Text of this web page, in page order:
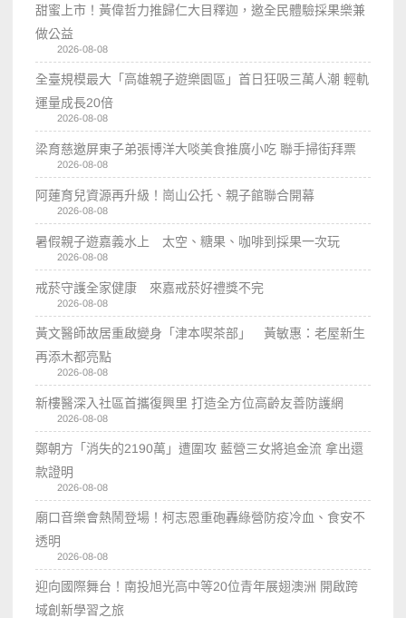
甜蜜上市！黃偉哲力推歸仁大目釋迦，邀全民體驗採果樂兼
做公益
2026-08-08
全臺規模最大「高雄親子遊樂園區」首日狂吸三萬人潮 輕軌
運量成長20倍
2026-08-08
梁育慈邀屏東子弟張博洋大啖美食推廣小吃 聯手掃街拜票
2026-08-08
阿蓮育兒資源再升級！崗山公托、親子館聯合開幕
2026-08-08
暑假親子遊嘉義水上 太空、糖果、咖啡到採果一次玩
2026-08-08
戒菸守護全家健康 來嘉戒菸好禮獎不完
2026-08-08
黃文醫師故居重啟變身「津本喫茶部」 黃敏惠：老屋新生
再添木都亮點
2026-08-08
新樓醫深入社區首攜復興里 打造全方位高齡友善防護網
2026-08-08
鄭朝方「消失的2190萬」遭圍攻 藍營三女將追金流 拿出還
款證明
2026-08-08
廟口音樂會熱鬧登場！柯志恩重砲轟綠營防疫冷血、食安不
透明
2026-08-08
迎向國際舞台！南投旭光高中等20位青年展翅澳洲 開啟跨
域創新學習之旅